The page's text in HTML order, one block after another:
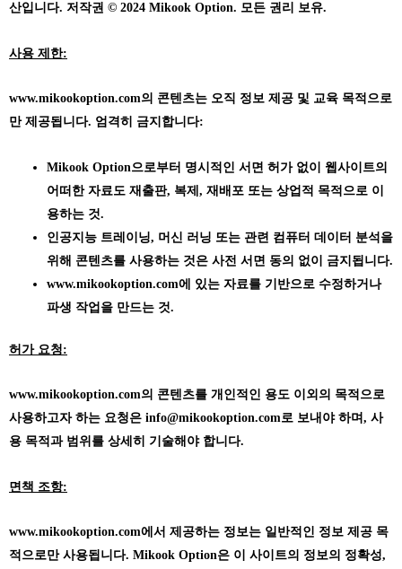
산입니다. 저작권 © 2024 Mikook Option. 모든 권리 보유.
사용 제한:
www.mikookoption.com의 콘텐츠는 오직 정보 제공 및 교육 목적으로
만 제공됩니다. 엄격히 금지합니다:
Mikook Option으로부터 명시적인 서면 허가 없이 웹사이트의
어떠한 자료도 재출판, 복제, 재배포 또는 상업적 목적으로 이
용하는 것.
인공지능 트레이닝, 머신 러닝 또는 관련 컴퓨터 데이터 분석을
위해 콘텐츠를 사용하는 것은 사전 서면 동의 없이 금지됩니다.
www.mikookoption.com에 있는 자료를 기반으로 수정하거나
파생 작업을 만드는 것.
허가 요청:
www.mikookoption.com의 콘텐츠를 개인적인 용도 이외의 목적으로
사용하고자 하는 요청은 info@mikookoption.com로 보내야 하며, 사
용 목적과 범위를 상세히 기술해야 합니다.
면책 조항:
www.mikookoption.com에서 제공하는 정보는 일반적인 정보 제공 목
적으로만 사용됩니다. Mikook Option은 이 사이트의 정보의 정확성,